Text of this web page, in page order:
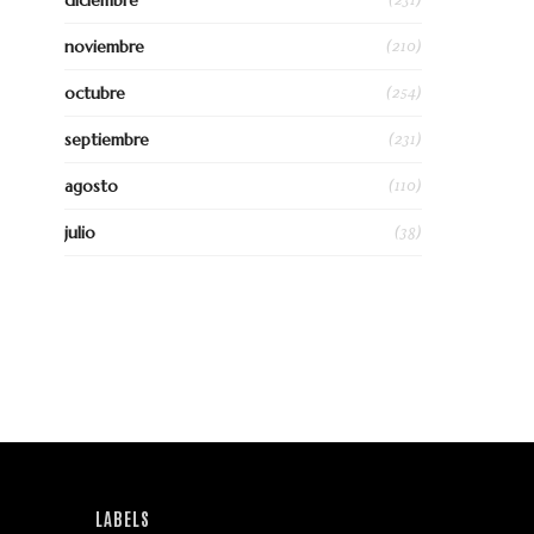
noviembre (210)
octubre (254)
septiembre (231)
agosto (110)
julio (38)
LABELS